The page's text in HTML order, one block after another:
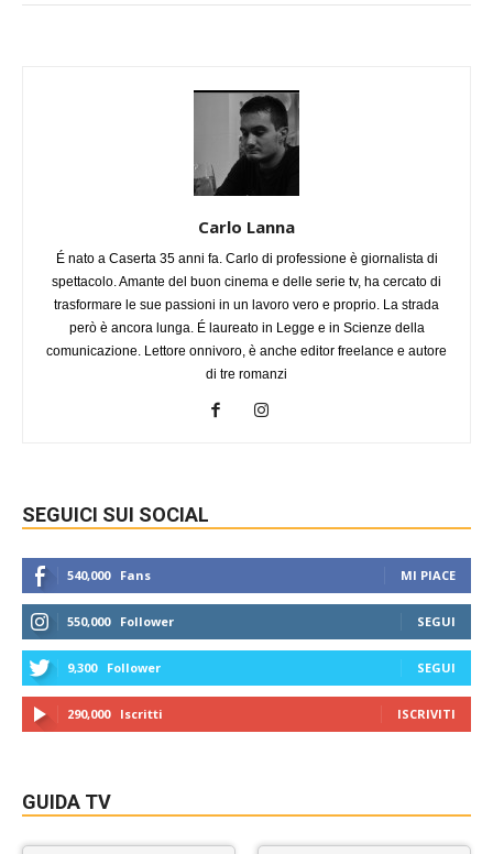
Carlo Lanna
É nato a Caserta 35 anni fa. Carlo di professione è giornalista di
spettacolo. Amante del buon cinema e delle serie tv, ha cercato di
trasformare le sue passioni in un lavoro vero e proprio. La strada
però è ancora lunga. É laureato in Legge e in Scienze della
comunicazione. Lettore onnivoro, è anche editor freelance e autore
di tre romanzi
SEGUICI SUI SOCIAL
540,000 Fans MI PIACE
550,000 Follower SEGUI
9,300 Follower SEGUI
290,000 Iscritti ISCRIVITI
GUIDA TV